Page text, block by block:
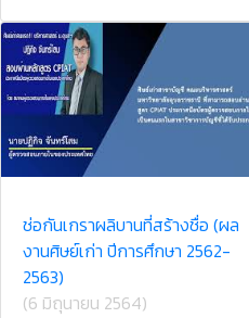
ช่อกันเกราผลิบานที่สร้างชื่อ (ผล
งานศิษย์เก่า ปีการศึกษา 2562-
2563)
(6 มิถุนายน 2564)